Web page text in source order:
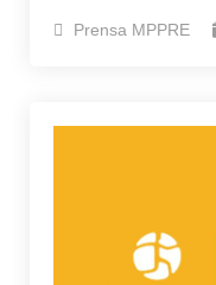
Prensa MPPRE